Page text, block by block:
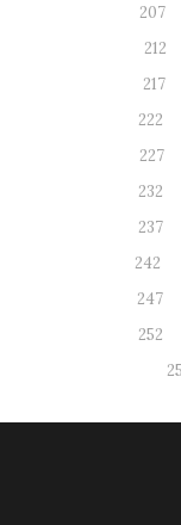
207
212
217
222
227
232
237
242
247
252